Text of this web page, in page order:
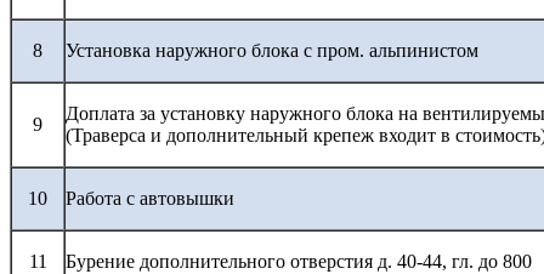
8 Установка наружного блока с пром. альпинистом
9
Доплата за установку наружного блока на
(Траверса и дополнительный крепеж входит в
10 Работа с автовышки
11 Бурение дополнительного отверстия д. 40-44, гл. до 800